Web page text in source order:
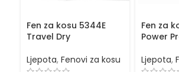
Fen za kosu 5344E
Travel Dry
Ljepota, Fenovi za kosu
Fen za
Power
Ljepota,